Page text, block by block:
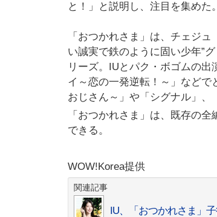
と！」と説明し、注目を集めた。
「おつかれさま」は、チェジ
い誠実で鉄のように固い少年”
リーズ。IUとパク・ボゴムの
イ～恋の一発逆転！～」など
おじさん～」や「シグナル」、
「おつかれさま」は、既存の
できる。
WOW!Korea提供
関連記事
IU、「おつかれさま」